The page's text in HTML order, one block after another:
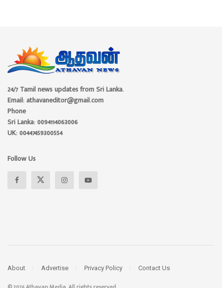
24/7 Tamil news updates from Sri Lanka.
Email: athavaneditor@gmail.com
Phone
Sri Lanka: 0094114063006
UK: 00447459300554
Follow Us
About Advertise Privacy Policy Contact Us